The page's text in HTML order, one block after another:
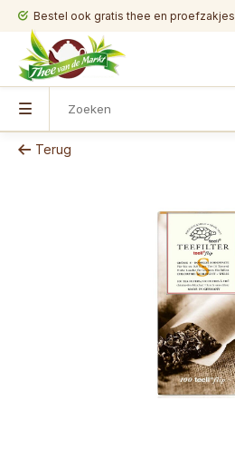
Bestel ook gratis thee en proefzakjes
Terug